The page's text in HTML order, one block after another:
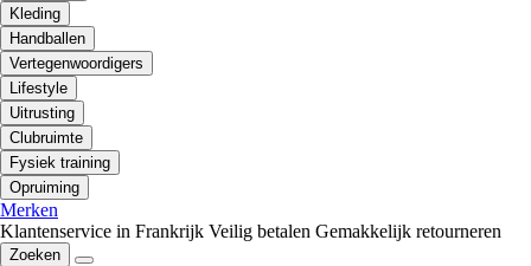
Kleding
Handballen
Vertegenwoordigers
Lifestyle
Uitrusting
Clubruimte
Fysiek training
Opruiming
Merken
Klantenservice in Frankrijk Veilig betalen Gemakkelijk retourneren
Zoeken